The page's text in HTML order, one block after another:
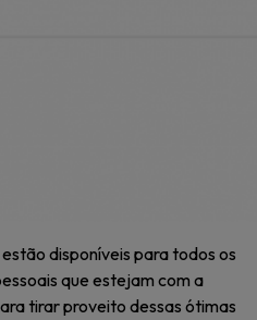
disponíveis para todos os
que estejam com a
tirar proveito dessas ótimas